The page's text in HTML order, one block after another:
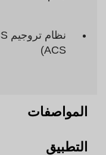
ACS)
المواصفات
التطبيق